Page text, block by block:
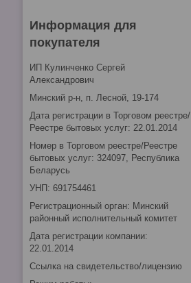
Информация для
покупателя
ИП Кулинченко Сергей
Александрович
Минский р-н, п. Лесной, 19-174
Дата регистрации в Торговом реестре/
Реестре бытовых услуг: 22.01.2014
Номер в Торговом реестре/Реестре
бытовых услуг: 324097, Республика
Беларусь
УНП: 691754461
Регистрационный орган: Минский
районный исполнительный комитет
Дата регистрации компании:
22.01.2014
Ссылка на свидетельство/лицензию